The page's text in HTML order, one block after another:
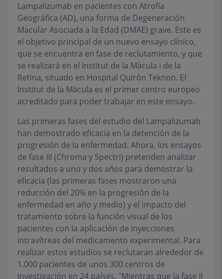
Lampalizumab en pacientes con Atrofia
Geográfica (AD), una forma de Degeneración
Macular Asociada a la Edad (DMAE) grave. Este es
el objetivo principal de un nuevo ensayo clínico,
que se encuentra en fase de reclutamiento, y que
se realizará en el Institut de la Màcula i de la
Retina, situado en Hospital Quirón Teknon. El
Institut de la Màcula es el primer centro europeo
acreditado para poder trabajar en este ensayo.
Las primeras fases del estudio del Lampalizumab
han demostrado eficacia en la detención de la
progresión de la enfermedad. Ahora, los ensayos
de fase III (Chroma y Spectri) pretenden analizar
resultados a uno y dos años para demostrar la
eficacia (las primeras fases mostraron una
reducción del 20% en la progresión de la
enfermedad en año y medio) y el impacto del
tratamiento sobre la función visual de los
pacientes con la aplicación de inyecciones
intravítreas del medicamento experimental. Para
realizar estos estudios se reclutaran alrededor de
1.000 pacientes de unos 300 centros de
investigación en 24 países. "Mientras que la fase II